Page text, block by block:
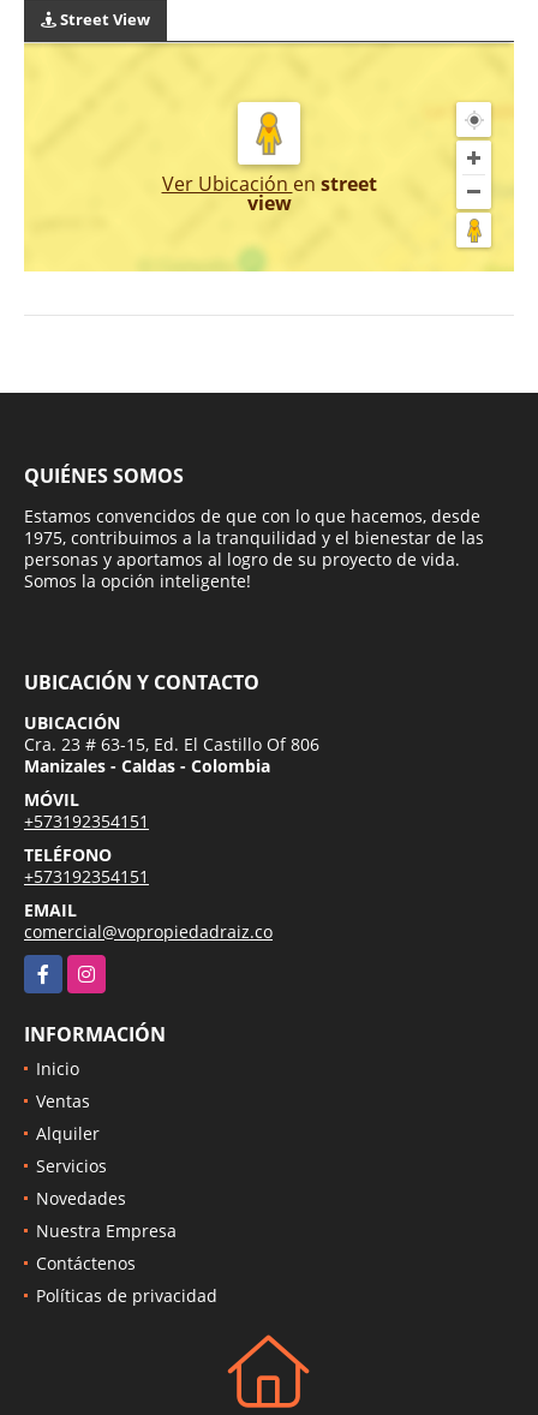
Street View
Ver Ubicación en street
view
QUIÉNES SOMOS
Estamos convencidos de que con lo que hacemos, desde
1975, contribuimos a la tranquilidad y el bienestar de las
personas y aportamos al logro de su proyecto de vida.
Somos la opción inteligente!
UBICACIÓN Y CONTACTO
UBICACIÓN
Cra. 23 # 63-15, Ed. El Castillo Of 806
Manizales - Caldas - Colombia
MÓVIL
+573192354151
TELÉFONO
+573192354151
EMAIL
comercial@vopropiedadraiz.co
FacebookInstagram
INFORMACIÓN
Inicio
Ventas
Alquiler
Servicios
Novedades
Nuestra Empresa
Contáctenos
Políticas de privacidad